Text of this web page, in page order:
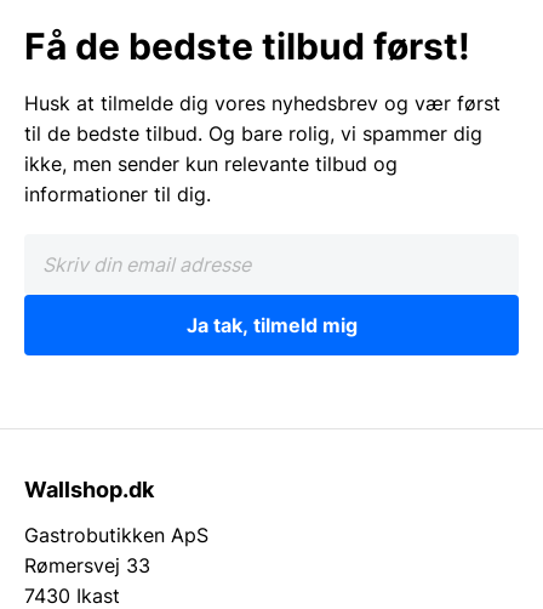
Få de bedste tilbud først!
Husk at tilmelde dig vores nyhedsbrev og vær først
til de bedste tilbud. Og bare rolig, vi spammer dig
ikke, men sender kun relevante tilbud og
informationer til dig.
Ja tak, tilmeld mig
Wallshop.dk
Gastrobutikken ApS
Rømersvej 33
7430 Ikast